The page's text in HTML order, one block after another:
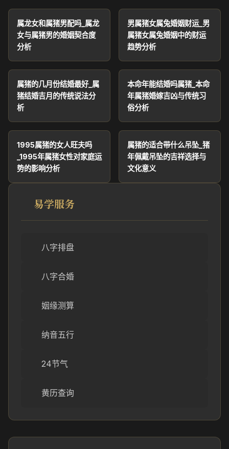
属龙女和属猪男配吗_属龙
女与属猪男的婚姻契合度
分析
男属猪女属兔婚姻财运_男
属猪女属兔婚姻中的财运
趋势分析
属猪的几月份结婚最好_属
猪结婚吉月的传统说法分
析
本命年能结婚吗属猪_本命
年属猪婚嫁吉凶与传统习
俗分析
1995属猪的女人旺夫吗
_1995年属猪女性对家庭运
势的影响分析
属猪的适合带什么吊坠_猪
年佩戴吊坠的吉祥选择与
文化意义
易学服务
八字排盘
八字合婚
姻缘测算
纳音五行
24节气
黄历查询